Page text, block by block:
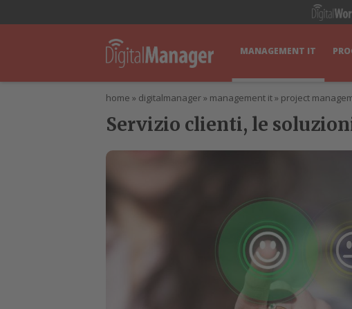
MANAGEMENT IT
home » digitalmanager» management it» project
Servizio clienti, le